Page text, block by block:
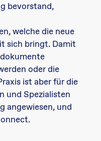
bevorstand,
welche die neue
sich bringt. Damit
oder die
ist aber für die
und Spezialisten
angewiesen, und